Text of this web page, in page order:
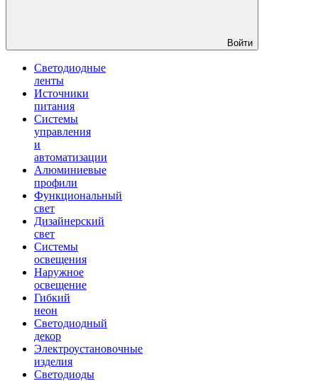
Войти
Светодиодные
ленты
Источники
питания
Системы
управления
и
автоматизации
Алюминиевые
профили
Функциональный
свет
Дизайнерский
свет
Системы
освещения
Наружное
освещение
Гибкий
неон
Светодиодный
декор
Электроустановочные
изделия
Светодиоды